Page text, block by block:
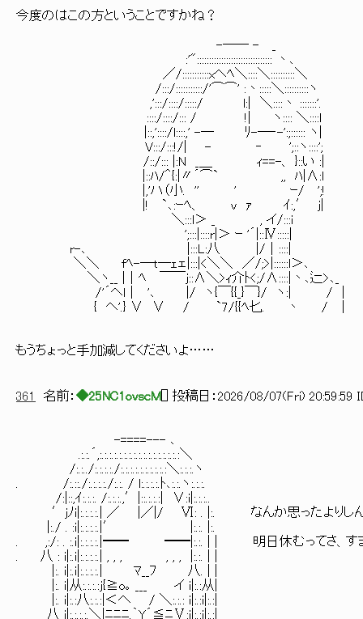
今度のはこの方ということですかね？
-── - _
:'"::::::::::::::::::::::::::::::: 丶､
／/:::::::::::xヘﾍ＼::::＼::::::::::＼
/:::/:::::::::::/'⌒⌒' :丶:::::＼::::::::::ヽ
,':::/::::/:::::/ l:| ＼::::丶 :::::::'.
::::/::::/::: / !| ヽ:::: ＼::::l
|::,'::::/l::::,' -― ﾘ-―‐-':;:::::: ヽ|
V:::/:::!/| - ‐ ';::ヽ::::';
/::/::: |:N _＿ ｨ==-、 }::い :|
|::ﾊ/＾{:|〃´⌒` ,, ﾊ|∧:l
|,'ハ（小. '' ' ｰ/ ';!
|! `､:ｰﾍ、 v ｧ ｲ:,′ j|
＼:::l＞ _ , イ/:::i
';:::|::::r|＞ ｰ '´|::Ⅳ:::::|
r-､ |:::L:八 |/│::::|
＼＼ fﾍ-―t―ｪェ|:::|<＼＼ ／/;>|::::::l＞､
＼ヽ__ |│ﾍ ￣￣j::∧＼>ｨ介ﾄ<;/∧::::|丶､辷>､_
/'´ヘl│ '､ |/ ヽ{￣{{_}￣}/ ヽ:| / |
{ ヘ'.} ∨ ∨ / `7/{{ﾍ匕. 丶 / │
もうちょっと手加減してくださいよ……
361 名前： ◆25NC1ovscM ] 投稿日： 2026/08/07(Fri) 20:59:59
-====--- ､
.:.:.´,:.:.:.:.:.:.:.:.:.:.:.:.:.:.:.:.:＼
/:.:../:.:.:.:./:.:.:.:.:.:.:.:.:.:＼:.:.:.ヽ
. /:.::./:.:.:.:./:.:. / l:.:.:.:.ﾄ､:.:.ヽ:.:.:.
/:|::,ｲ:.:.:. /:.:.:.,′|::.:.:.:| ∨:i|:.:.:..
′jﾉi|:.:.:.:.| ／ |／|/ Ⅵ: . |:. なんか思ったよりしんど
|:./ . :i|:.:.:.:.|′ |:.:. |:.
. ,:/: . :.i|:.:.:.:.|━━ ━━|:.:. | | 明日休むってさ、す
. 八 : i|:.i|:.:.:.:.| , , , , , , |:.:. | |
|:. i|:.i|:.:.:.:.| ﾏ__ﾌ 八. | |
|:. i|从:.:.:.:j{≧o｡ ___ イ i|:.:从|
|:. i|:.:八:.:.:|＜へ / ＼:.:.: i|:.:i|:.:|
八 i|:.:.:.:.＼|ﾆﾆﾆ.｀Y´≦ﾆⅤ:i|:.:i|:.:|